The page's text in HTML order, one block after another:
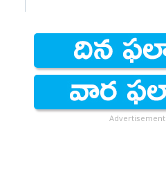
Advertisement